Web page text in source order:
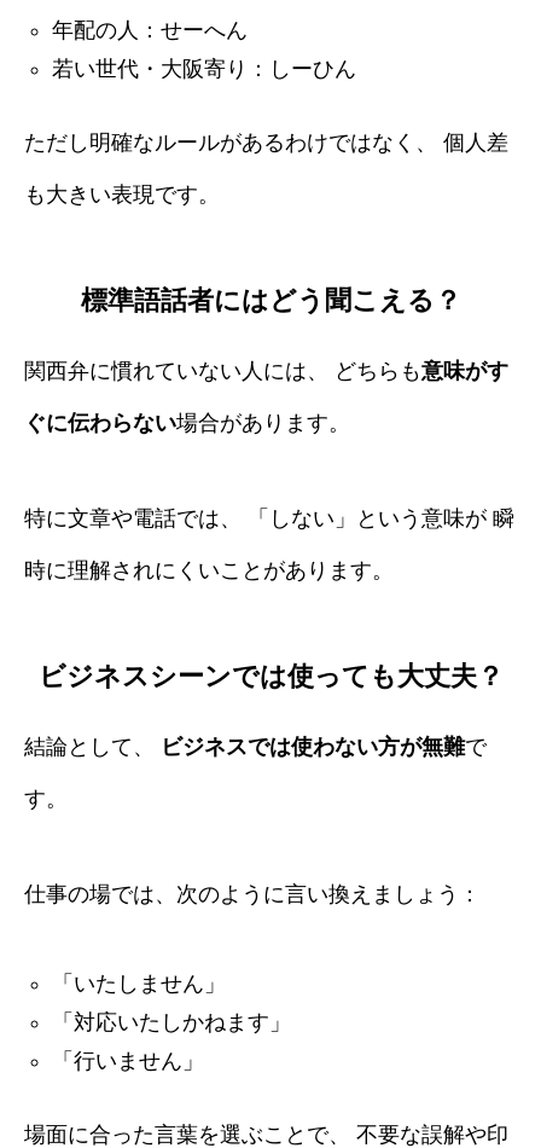
年配の人：せーへん
若い世代・大阪寄り：しーひん
ただし明確なルールがあるわけではなく、 個人差
も大きい表現です。
標準語話者にはどう聞こえる？
関西弁に慣れていない人には、 どちらも意味がす
ぐに伝わらない場合があります。
特に文章や電話では、 「しない」という意味が 瞬
時に理解されにくいことがあります。
ビジネスシーンでは使っても大丈夫？
結論として、 ビジネスでは使わない方が無難で
す。
仕事の場では、次のように言い換えましょう：
「いたしません」
「対応いたしかねます」
「行いません」
場面に合った言葉を選ぶことで、 不要な誤解や印